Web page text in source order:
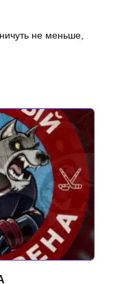
не меньше,